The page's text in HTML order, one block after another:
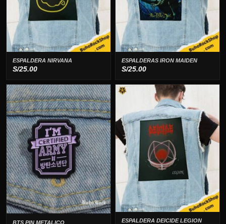
ESPALDERA NIRVANA
S/25.00
ESPALDERAS IRON MAIDEN
S/25.00
BTS PIN METALICO ESPALDERA DEICIDE LEGION